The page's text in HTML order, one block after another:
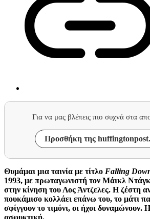
Για να μας βλέπεις πιο συχνά στα
Προσθήκη της
Θυμάμαι μια ταινία με τίτλο Falling
1993, με πρωταγωνιστή τον Μάικλ
στην κίνηση του Λος Άντζελες. Η ζέστη
πουκάμισο κολλάει επάνω του, το μάτι
σφίγγουν το τιμόνι, οι ήχοι δυναμώνουν.
ασφυκτική.